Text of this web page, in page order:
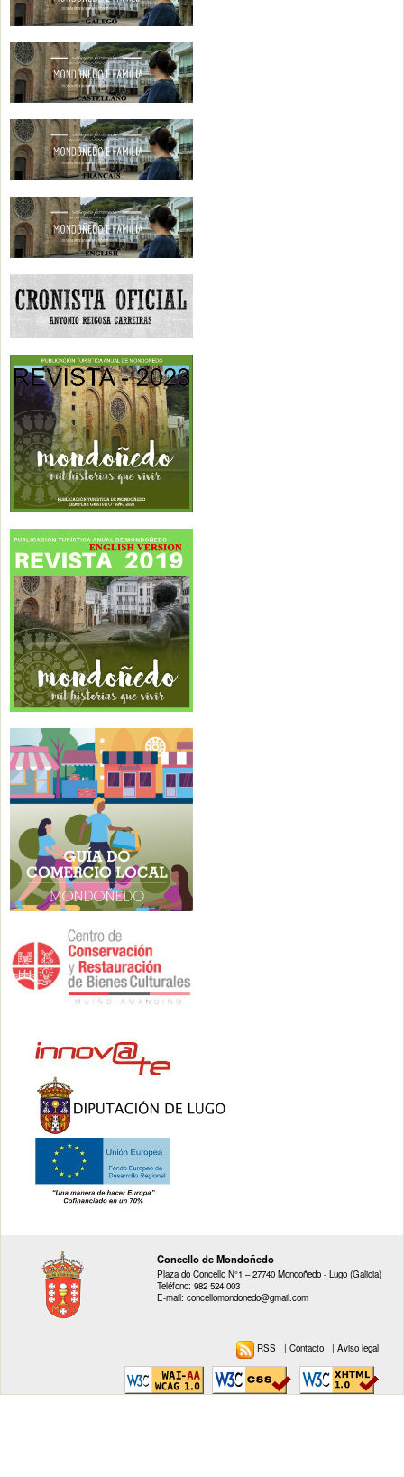
Concello de Mondoñedo
Plaza do Concello N°1 – 27740 Mondoñedo - Lugo (Galicia)
Teléfono: 982 524 003
E-mail: concellomondonedo@gmail.com
RSS |Contacto |Aviso legal